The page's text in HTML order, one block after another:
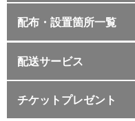
配布・設置箇所一覧
配送サービス
チケットプレゼント